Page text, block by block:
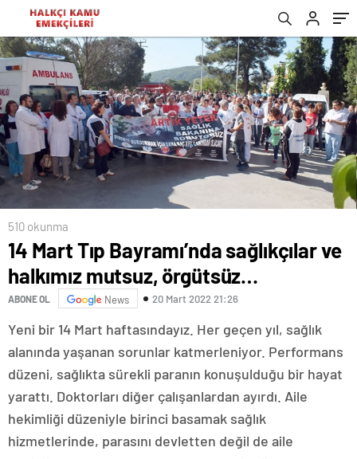
510 okunma
14 Mart Tıp Bayramı’nda sağlıkçılar ve
halkımız mutsuz, örgütsüz…
ABONE OL News 20 Mart 2022 21:26
Yeni bir 14 Mart haftasındayız. Her geçen yıl, sağlık
alanında yaşanan sorunlar katmerleniyor. Performans
düzeni, sağlıkta sürekli paranın konuşulduğu bir hayat
yarattı. Doktorları diğer çalışanlardan ayırdı. Aile
hekimliği düzeniyle birinci basamak sağlık
hizmetlerinde, parasını devletten değil de aile